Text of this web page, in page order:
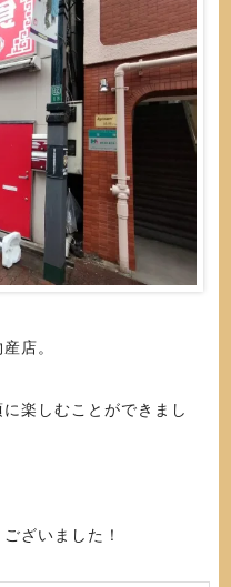
店。
楽しむことができまし
ざいました！